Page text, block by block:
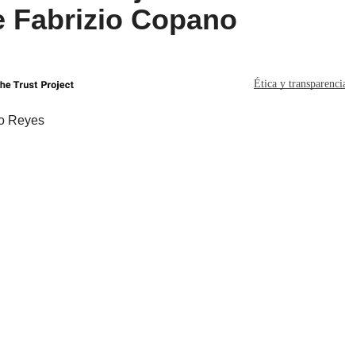
Fabrizio Copano
Ética y